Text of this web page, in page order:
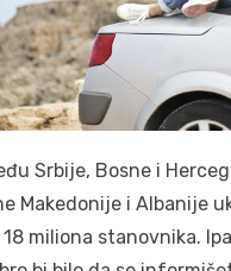
Srbije, Bosne i
Makedonije i Albanije
miliona stanovnika.